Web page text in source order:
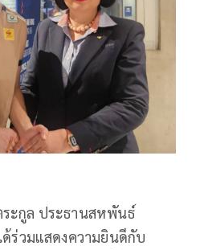
ะกูล ประธานสหพันธ์
ร่วมแสดงความยินดีกับ